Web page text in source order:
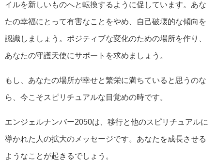
イルを新しいものへと転換するように促しています。あな
たの幸福にとって有害なことをやめ、自己破壊的な傾向を
認識しましょう。ポジティブな変化のための場所を作り、
あなたの守護天使にサポートを求めましょう。
もし、あなたの場所が幸せと繁栄に満ちていると思うのな
ら、今こそスピリチュアルな目覚めの時です。
エンジェルナンバー2050は、移行と他のスピリチュアルに
導かれた人の拡大のメッセージです。あなたを成長させる
ようなことが起きるでしょう。